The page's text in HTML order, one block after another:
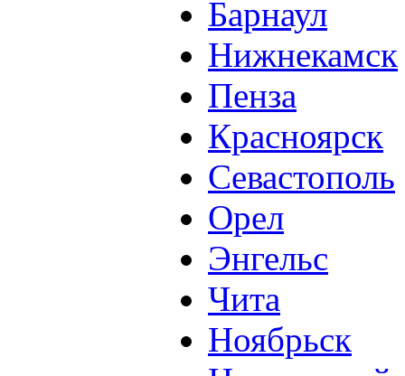
Барнаул
Нижнекамск
Пенза
Красноярск
Севастополь
Орел
Энгельс
Чита
Ноябрьск